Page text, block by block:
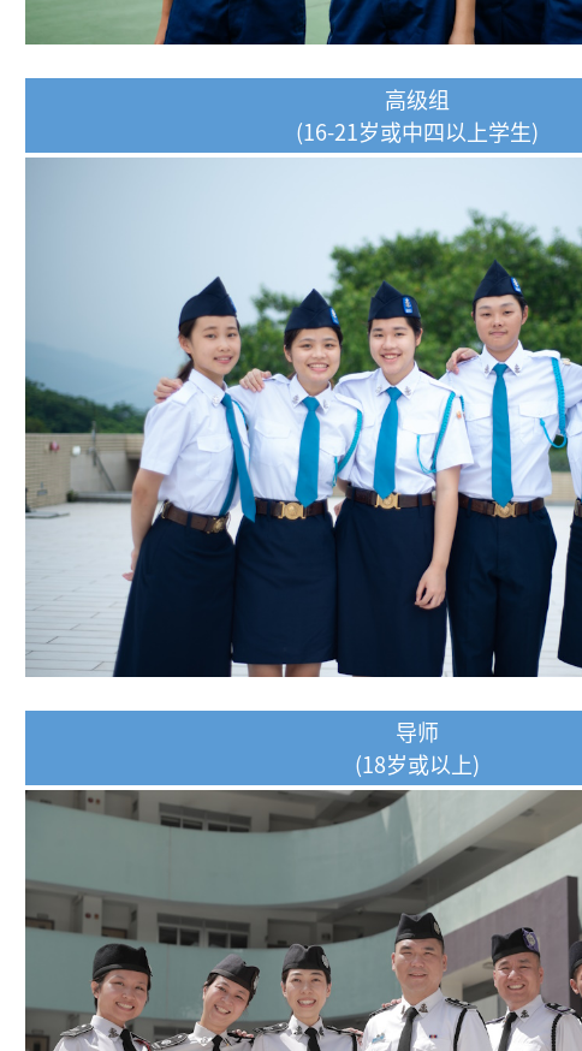
高级组
(16-21岁或中四以上学生)
导师
(18岁或以上)